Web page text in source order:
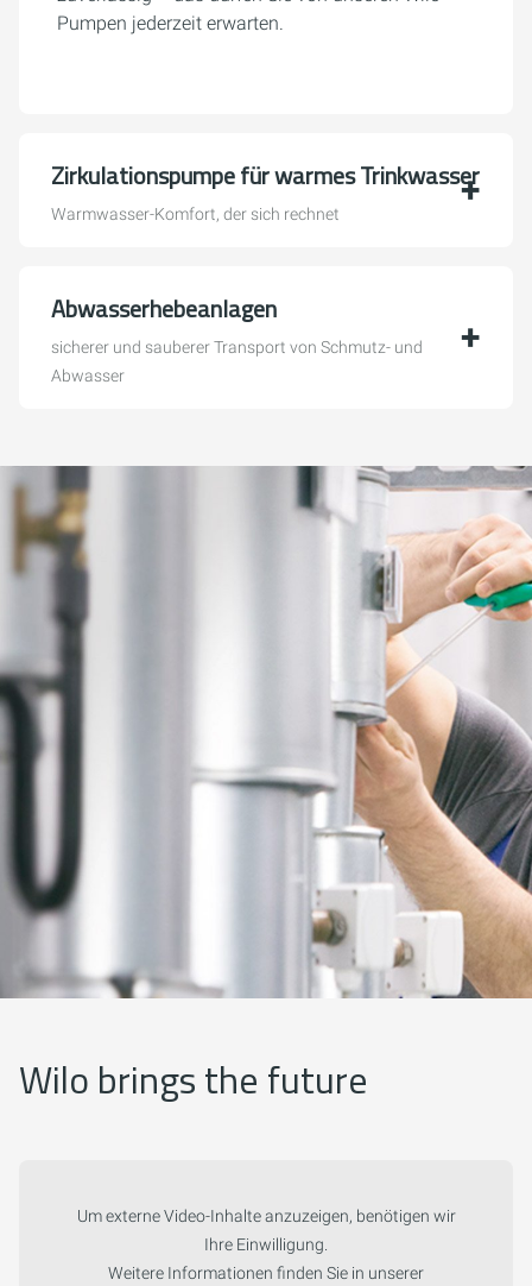
Pumpen jederzeit erwarten.
Zirkulationspumpe für warmes Trinkwasser
Warmwasser-Komfort, der sich rechnet
Abwasserhebeanlagen
sicherer und sauberer Transport von Schmutz- und
Abwasser
Wilo brings the future
Um externe Video-Inhalte anzuzeigen, benötigen wir
Ihre Einwilligung.
Weitere Informationen finden Sie in unserer